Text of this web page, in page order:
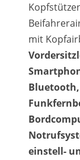
mit
einstell-